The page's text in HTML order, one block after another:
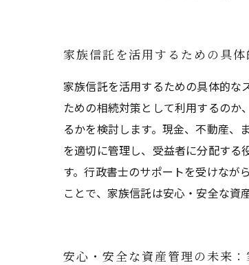
家族信託を活用するための具
家族信託を活用するための具体的な
ための相続対策として利用するの
るかを検討します。現金、不動産、
を適切に管理し、受益者に分配する
す。行政書士のサポートを受けなが
ことで、家族信託は安心・安全な資
安心・安全な資産管理の未来